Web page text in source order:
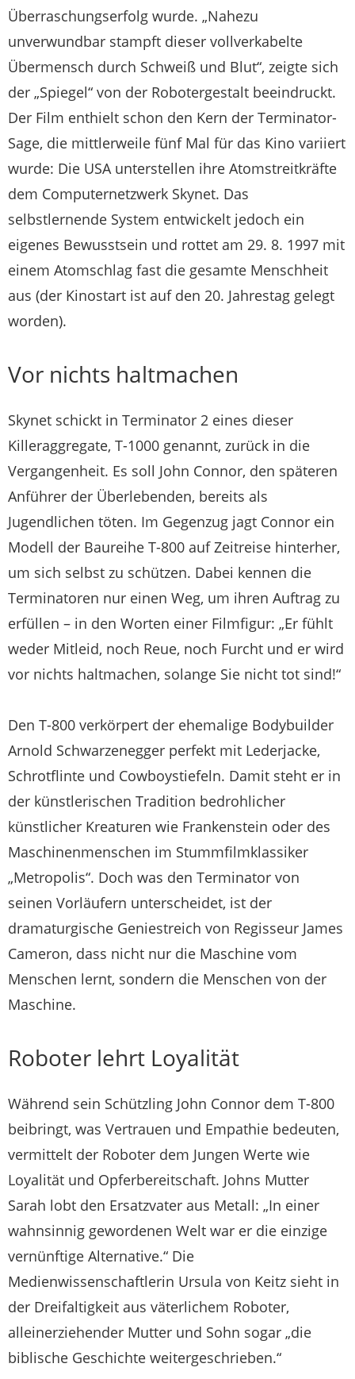
Überraschungserfolg wurde. „Nahezu
unverwundbar stampft dieser vollverkabelte
Übermensch durch Schweiß und Blut“, zeigte sich
der „Spiegel“ von der Robotergestalt beeindruckt.
Der Film enthielt schon den Kern der Terminator-
Sage, die mittlerweile fünf Mal für das Kino variiert
wurde: Die USA unterstellen ihre Atomstreitkräfte
dem Computernetzwerk Skynet. Das
selbstlernende System entwickelt jedoch ein
eigenes Bewusstsein und rottet am 29. 8. 1997 mit
einem Atomschlag fast die gesamte Menschheit
aus (der Kinostart ist auf den 20. Jahrestag gelegt
worden).
Vor nichts haltmachen
Skynet schickt in Terminator 2 eines dieser
Killeraggregate, T-1000 genannt, zurück in die
Vergangenheit. Es soll John Connor, den späteren
Anführer der Überlebenden, bereits als
Jugendlichen töten. Im Gegenzug jagt Connor ein
Modell der Baureihe T-800 auf Zeitreise hinterher,
um sich selbst zu schützen. Dabei kennen die
Terminatoren nur einen Weg, um ihren Auftrag zu
erfüllen – in den Worten einer Filmfigur: „Er fühlt
weder Mitleid, noch Reue, noch Furcht und er wird
vor nichts haltmachen, solange Sie nicht tot sind!“
Den T-800 verkörpert der ehemalige Bodybuilder
Arnold Schwarzenegger perfekt mit Lederjacke,
Schrotflinte und Cowboystiefeln. Damit steht er in
der künstlerischen Tradition bedrohlicher
künstlicher Kreaturen wie Frankenstein oder des
Maschinenmenschen im Stummfilmklassiker
„Metropolis“. Doch was den Terminator von
seinen Vorläufern unterscheidet, ist der
dramaturgische Geniestreich von Regisseur James
Cameron, dass nicht nur die Maschine vom
Menschen lernt, sondern die Menschen von der
Maschine.
Roboter lehrt Loyalität
Während sein Schützling John Connor dem T-800
beibringt, was Vertrauen und Empathie bedeuten,
vermittelt der Roboter dem Jungen Werte wie
Loyalität und Opferbereitschaft. Johns Mutter
Sarah lobt den Ersatzvater aus Metall: „In einer
wahnsinnig gewordenen Welt war er die einzige
vernünftige Alternative.“ Die
Medienwissenschaftlerin Ursula von Keitz sieht in
der Dreifaltigkeit aus väterlichem Roboter,
alleinerziehender Mutter und Sohn sogar „die
biblische Geschichte weitergeschrieben.“